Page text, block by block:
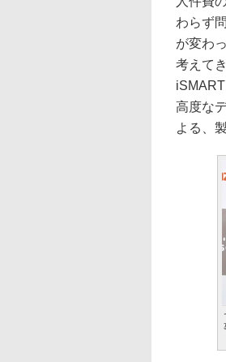
わらず
が変わ
考えて
高度な
よる、